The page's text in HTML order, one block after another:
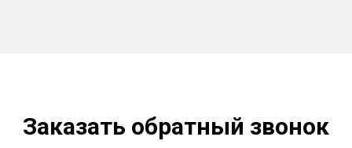
Заказать обратный звонок